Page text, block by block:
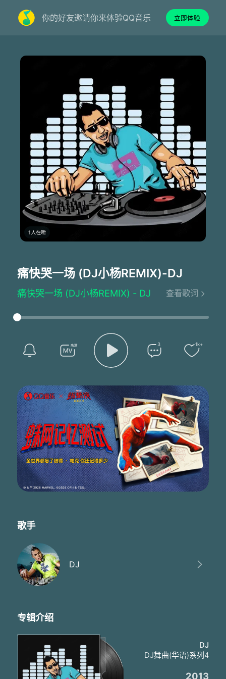
你的好友邀请你来体验QQ音乐 立即体验
1人在听
痛快哭一场 (DJ小杨REMIX)-DJ
痛快哭一场 (DJ小杨REMIX) - DJ
伤心泪流满面
想起我们的从前
在无人的黑夜
走在冷冷的街
看秋风吹散的落叶
像我破碎的思念
你一步步的走远
能否回过头来 看我一眼
说什么爱到地老天荒
海哭石栏的慌
为何还要离我而去
把我丢在一旁
而如今我已无处可藏
爱的遍体鳞伤
就让我找个无人的角落
伤心泪流满面
想起我们的从前
痛苦渐渐漫延
在无人的黑夜
走在冷冷的街
没有人会看见
我那憔悴的脸
你一步步的走远
说什么爱到地老天荒
海哭石栏的慌
为何还要离我而去
把我丢在一旁
查看歌词
3 1k+
歌手
DJ
专辑介绍
DJ
DJ舞曲(华语)系列4
2013